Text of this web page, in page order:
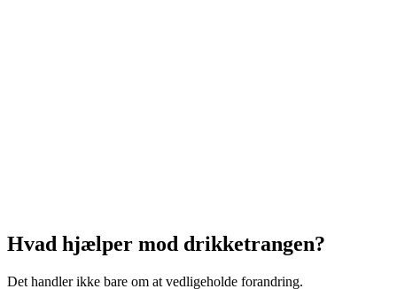
Hvad hjælper mod drikketrangen?
Det handler ikke bare om at vedligeholde forandring.